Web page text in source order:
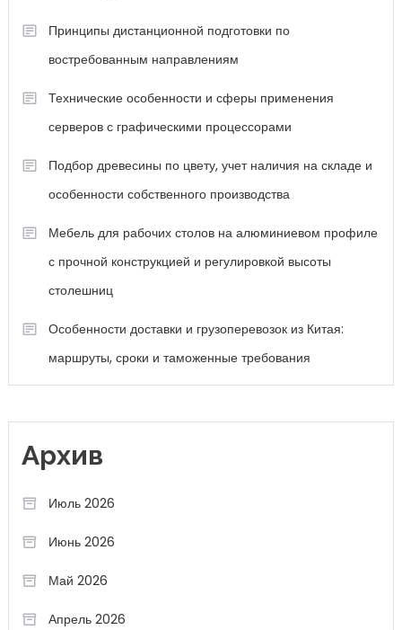
Принципы дистанционной подготовки по
востребованным направлениям
Технические особенности и сферы применения
серверов с графическими процессорами
Подбор древесины по цвету, учет наличия на складе и
особенности собственного производства
Мебель для рабочих столов на алюминиевом профиле
с прочной конструкцией и регулировкой высоты
столешниц
Особенности доставки и грузоперевозок из Китая:
маршруты, сроки и таможенные требования
Архив
Июль 2026
Июнь 2026
Май 2026
Апрель 2026